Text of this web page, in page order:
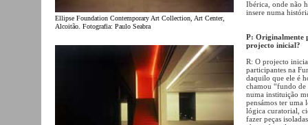
Ellipse Foundation Contemporary Art Collection, Art Center,
Alcoitão. Fotografia: Paulo Seabra
Ibérica, onde não
insere numa
P: Originalmente
projecto inicial?
R: O projecto
participantes na
daquilo que ele é
chamou “fundo de
numa instituição
pensámos ter uma
lógica curatorial,
fazer peças